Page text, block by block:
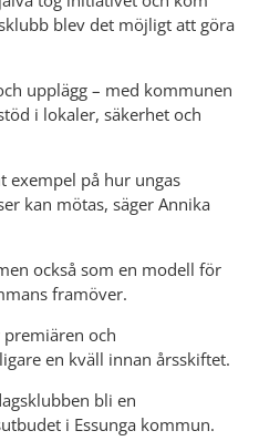
blev det möjligt att göra
upplägg – med kommunen
i lokaler, säkerhet och
på hur ungas
kan mötas, säger Annika
också som en modell för
framöver.
och
en kväll innan årsskiftet.
bli en
i Essunga kommun.